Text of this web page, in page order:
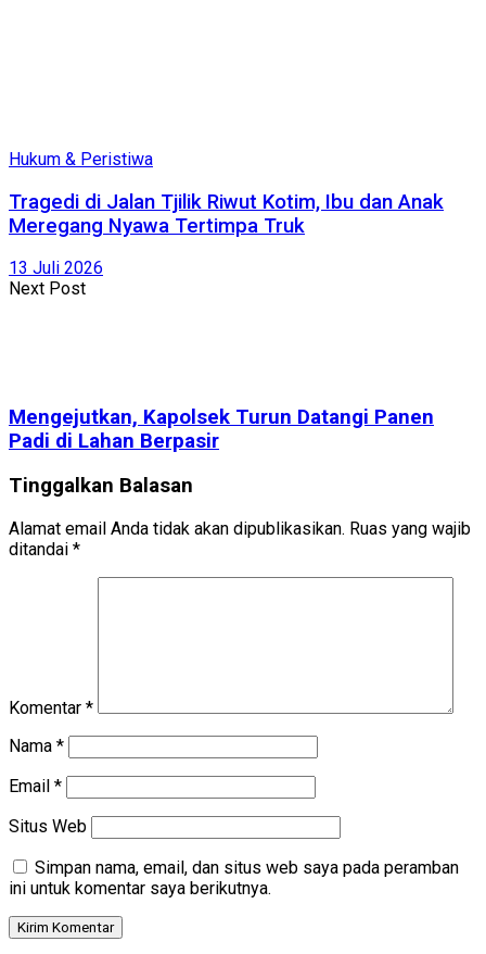
Hukum & Peristiwa
Tragedi di Jalan Tjilik Riwut Kotim, Ibu dan Anak
Meregang Nyawa Tertimpa Truk
13 Juli 2026
Next Post
Mengejutkan, Kapolsek Turun Datangi Panen
Padi di Lahan Berpasir
Tinggalkan Balasan
Alamat email Anda tidak akan dipublikasikan. Ruas yang wajib
ditandai *
Komentar *
Nama *
Email *
Situs Web
Simpan nama, email, dan situs web saya pada peramban
ini untuk komentar saya berikutnya.